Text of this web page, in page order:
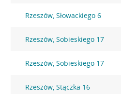
Rzeszów, Słowackiego 6
Rzeszów, Sobieskiego 17
Rzeszów, Sobieskiego 17
Rzeszów, Stączka 16